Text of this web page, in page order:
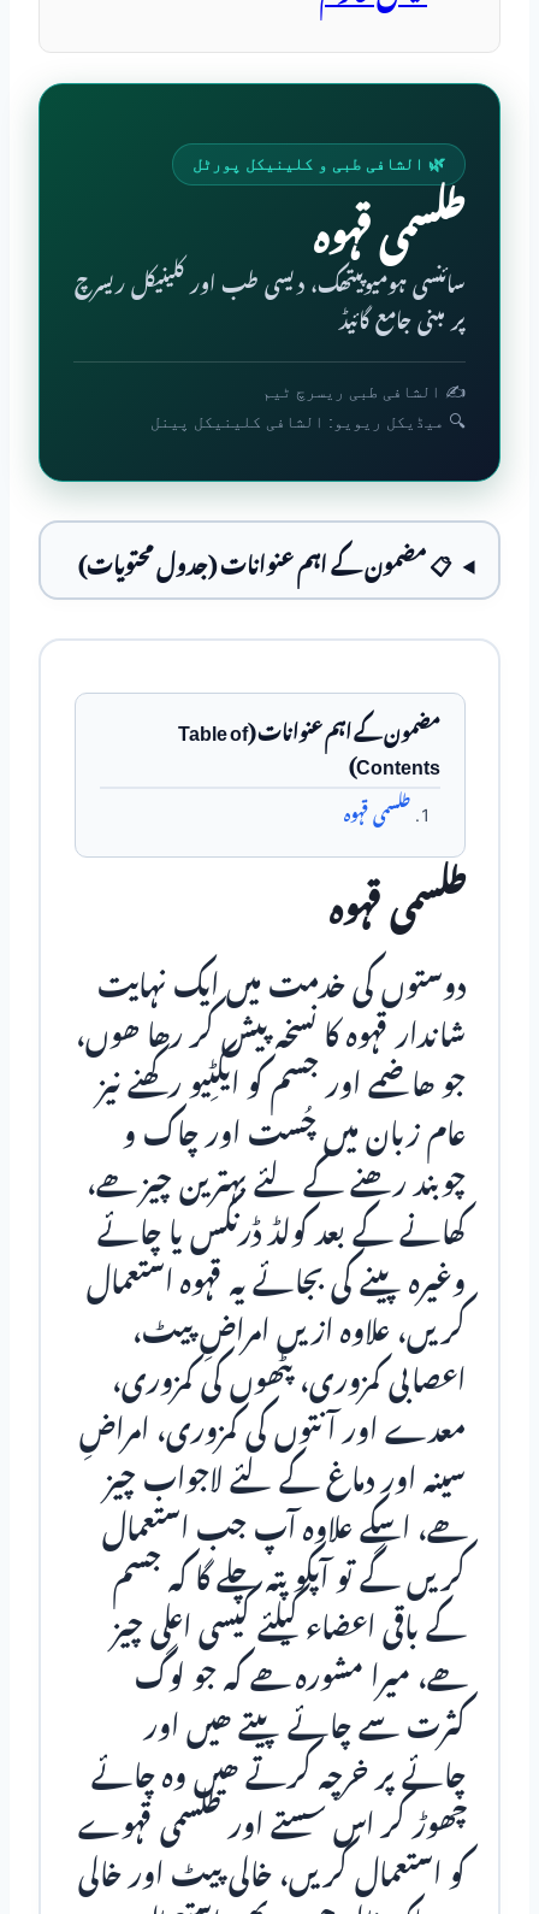
🌿 الشافی طبی و کلینیکل پورٹل
طلسمی قہوہ
سائنسی ہومیوپیتھک، دیسی طب اور کلینیکل ریسرچ
پر مبنی جامع گائیڈ
✍️ الشافی طبی ریسرچ ٹیم
🔍 میڈیکل ریویو: الشافی کلینیکل پینل
📋 مضمون کے اہم عنوانات (جدول محتویات)
مضمون کے اہم عنوانات (Table of
Contents)
طلسمی قہوہ
طلسمی قہوہ
دوستوں کی خدمت میں ایک نہایت
شاندار قہوہ کا نسخہ پیش کر رھا ھوں،
جو ھاضمے اور جسم کو ایکـٹـِیو رکھنے نیز
عام زبان میں چُست اور چاک و
چوبند رھنے کے لئے بہترین چیز ھے،
کھانے کے بعد کولڈ ڈرنکس یا چائے
وغیرہ پـینے کی بجائے یہ قہوہ استعمال
کریں، علاوہ ازیں امراضِ پـیٹ،
اعصابی کمزوری، پٹھوں کی کمزوری،
معدے اور آنتوں کی کمزوری، امراضِ
سینہ اور دماغ کے لئے لاجواب چیز
ھے، اسکے علاوہ آپ جب استعمال
کریں گے تو آپکو پتہ چلے گا کہ جسم
کے باقی اعضاء کیلئے کیسی اعلی چیز
ھے، میرا مشورہ ھے کہ جو لوگ
کثرت سے چائے پـیتے ھیں اور
چائے پر خرچہ کرتے ھیں وہ چائے
چھوڑ کر اس سستے اور طلسمی قہوے
کو استعمال کریں، خالی پـیٹ اور خالی